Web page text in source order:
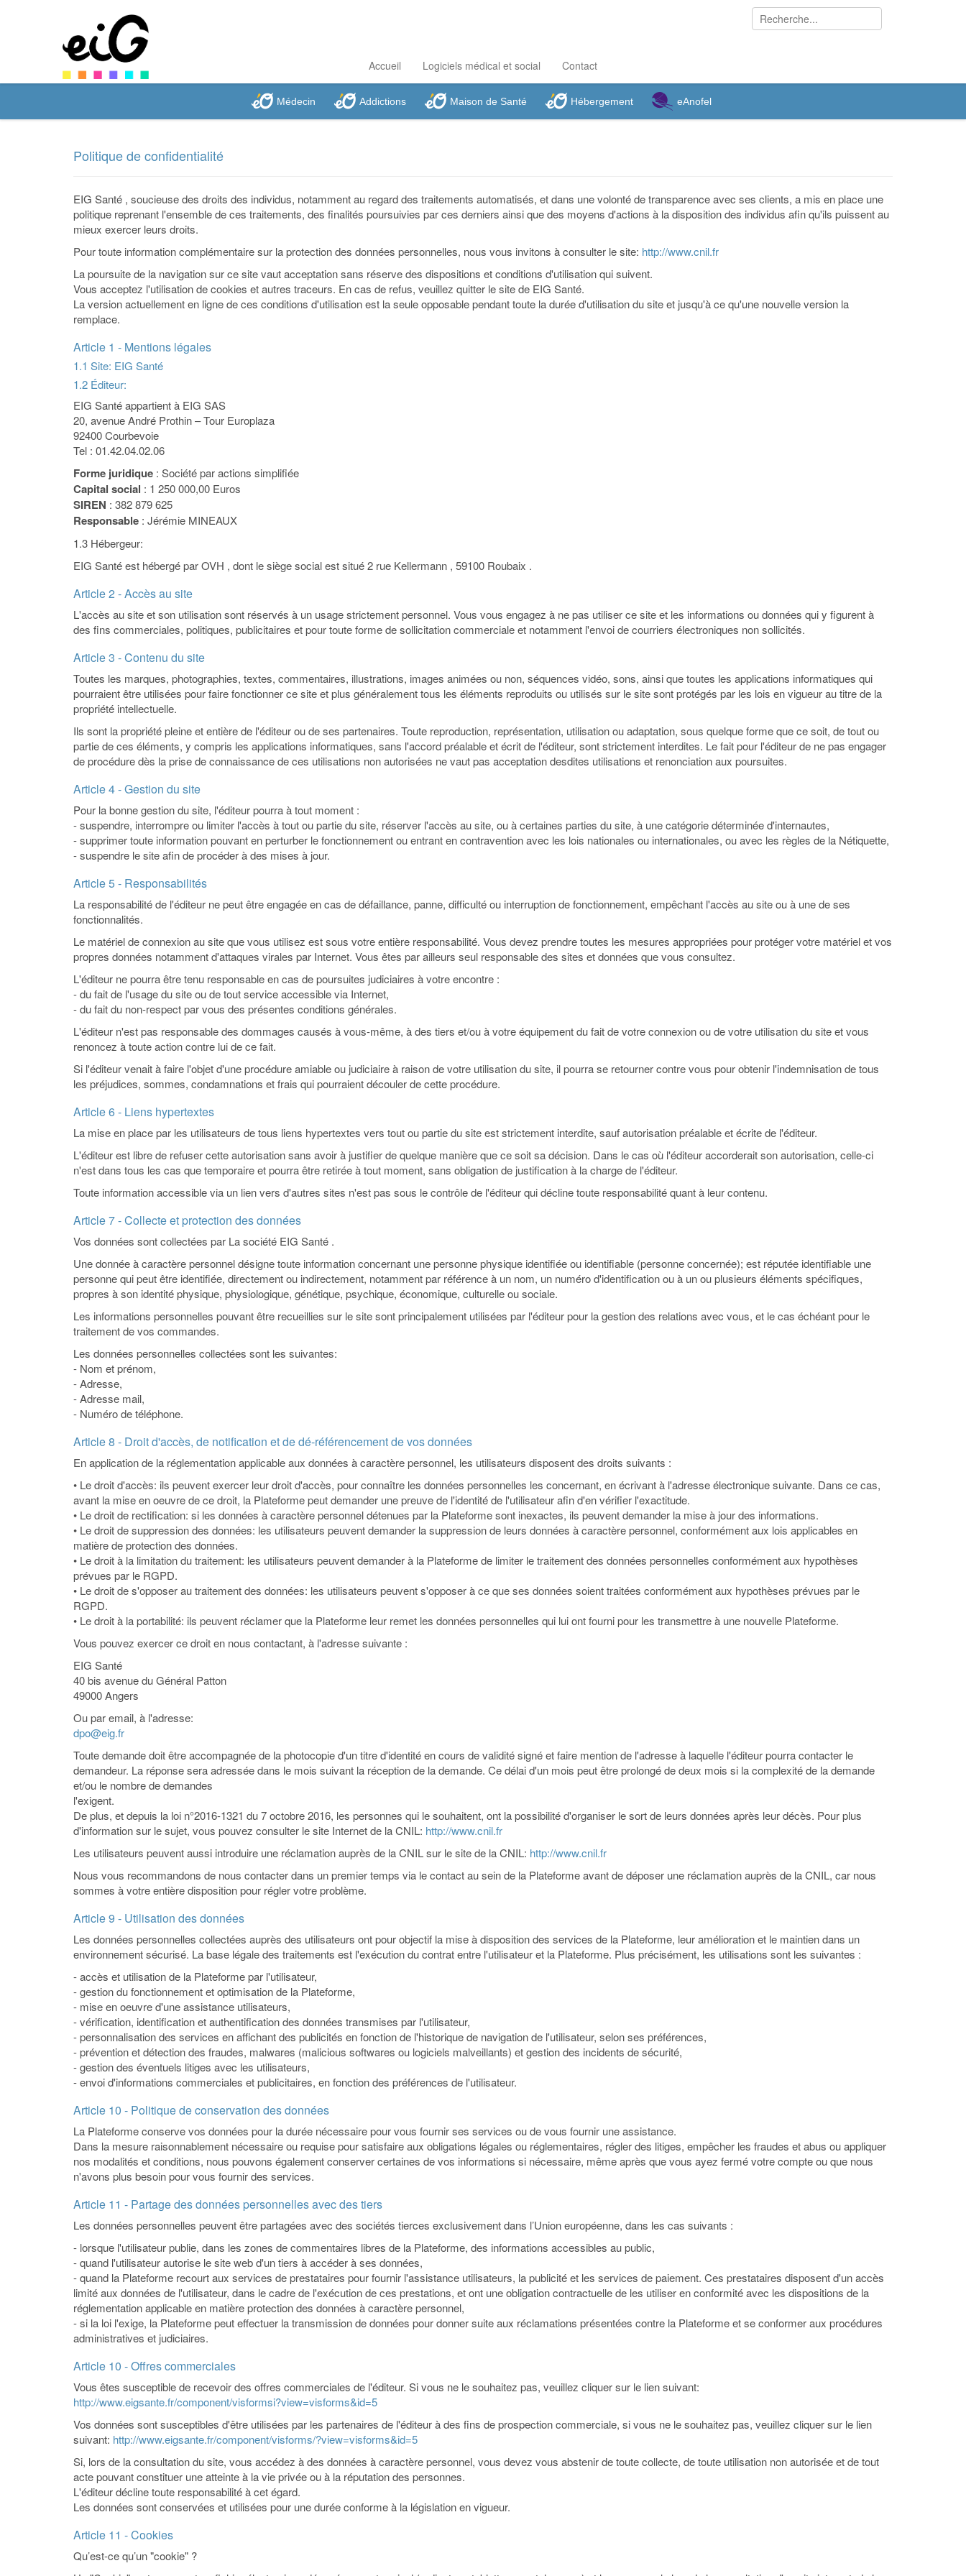
Accueil Logiciels médical et social Contact
Médecin Addictions Maison de Santé Hébergement eAnofel
Politique de confidentialité
EIG Santé , soucieuse des droits des individus, notamment au regard des traitements automatisés, et dans une volonté de transparence avec ses clients, a mis en place une
politique reprenant l'ensemble de ces traitements, des finalités poursuivies par ces derniers ainsi que des moyens d'actions à la disposition des individus afin qu'ils puissent au
mieux exercer leurs droits.
Pour toute information complémentaire sur la protection des données personnelles, nous vous invitons à consulter le site: http://www.cnil.fr
La poursuite de la navigation sur ce site vaut acceptation sans réserve des dispositions et conditions d'utilisation qui suivent.
Vous acceptez l'utilisation de cookies et autres traceurs. En cas de refus, veuillez quitter le site de EIG Santé.
La version actuellement en ligne de ces conditions d'utilisation est la seule opposable pendant toute la durée d'utilisation du site et jusqu'à ce qu'une nouvelle version la
remplace.
Article 1 - Mentions légales
1.1 Site: EIG Santé
1.2 Éditeur:
EIG Santé appartient à EIG SAS
20, avenue André Prothin – Tour Europlaza
92400 Courbevoie
Tel : 01.42.04.02.06
Forme juridique : Société par actions simplifiée
Capital social : 1 250 000,00 Euros
SIREN : 382 879 625
Responsable : Jérémie MINEAUX
1.3 Hébergeur:
EIG Santé est hébergé par OVH , dont le siège social est situé 2 rue Kellermann , 59100 Roubaix .
Article 2 - Accès au site
L'accès au site et son utilisation sont réservés à un usage strictement personnel. Vous vous engagez à ne pas utiliser ce site et les informations ou données qui y figurent à
des fins commerciales, politiques, publicitaires et pour toute forme de sollicitation commerciale et notamment l'envoi de courriers électroniques non sollicités.
Article 3 - Contenu du site
Toutes les marques, photographies, textes, commentaires, illustrations, images animées ou non, séquences vidéo, sons, ainsi que toutes les applications informatiques qui
pourraient être utilisées pour faire fonctionner ce site et plus généralement tous les éléments reproduits ou utilisés sur le site sont protégés par les lois en vigueur au titre de la
propriété intellectuelle.
Ils sont la propriété pleine et entière de l'éditeur ou de ses partenaires. Toute reproduction, représentation, utilisation ou adaptation, sous quelque forme que ce soit, de tout ou
partie de ces éléments, y compris les applications informatiques, sans l'accord préalable et écrit de l'éditeur, sont strictement interdites. Le fait pour l'éditeur de ne pas engager
de procédure dès la prise de connaissance de ces utilisations non autorisées ne vaut pas acceptation desdites utilisations et renonciation aux poursuites.
Article 4 - Gestion du site
Pour la bonne gestion du site, l'éditeur pourra à tout moment :
- suspendre, interrompre ou limiter l'accès à tout ou partie du site, réserver l'accès au site, ou à certaines parties du site, à une catégorie déterminée d'internautes,
- supprimer toute information pouvant en perturber le fonctionnement ou entrant en contravention avec les lois nationales ou internationales, ou avec les règles de la Nétiquette,
- suspendre le site afin de procéder à des mises à jour.
Article 5 - Responsabilités
La responsabilité de l'éditeur ne peut être engagée en cas de défaillance, panne, difficulté ou interruption de fonctionnement, empêchant l'accès au site ou à une de ses
fonctionnalités.
Le matériel de connexion au site que vous utilisez est sous votre entière responsabilité. Vous devez prendre toutes les mesures appropriées pour protéger votre matériel et vos
propres données notamment d'attaques virales par Internet. Vous êtes par ailleurs seul responsable des sites et données que vous consultez.
L'éditeur ne pourra être tenu responsable en cas de poursuites judiciaires à votre encontre :
- du fait de l'usage du site ou de tout service accessible via Internet,
- du fait du non-respect par vous des présentes conditions générales.
L'éditeur n'est pas responsable des dommages causés à vous-même, à des tiers et/ou à votre équipement du fait de votre connexion ou de votre utilisation du site et vous
renoncez à toute action contre lui de ce fait.
Si l'éditeur venait à faire l'objet d'une procédure amiable ou judiciaire à raison de votre utilisation du site, il pourra se retourner contre vous pour obtenir l'indemnisation de tous
les préjudices, sommes, condamnations et frais qui pourraient découler de cette procédure.
Article 6 - Liens hypertextes
La mise en place par les utilisateurs de tous liens hypertextes vers tout ou partie du site est strictement interdite, sauf autorisation préalable et écrite de l'éditeur.
L'éditeur est libre de refuser cette autorisation sans avoir à justifier de quelque manière que ce soit sa décision. Dans le cas où l'éditeur accorderait son autorisation, celle-ci
n'est dans tous les cas que temporaire et pourra être retirée à tout moment, sans obligation de justification à la charge de l'éditeur.
Toute information accessible via un lien vers d'autres sites n'est pas sous le contrôle de l'éditeur qui décline toute responsabilité quant à leur contenu.
Article 7 - Collecte et protection des données
Vos données sont collectées par La société EIG Santé .
Une donnée à caractère personnel désigne toute information concernant une personne physique identifiée ou identifiable (personne concernée); est réputée identifiable une
personne qui peut être identifiée, directement ou indirectement, notamment par référence à un nom, un numéro d'identification ou à un ou plusieurs éléments spécifiques,
propres à son identité physique, physiologique, génétique, psychique, économique, culturelle ou sociale.
Les informations personnelles pouvant être recueillies sur le site sont principalement utilisées par l'éditeur pour la gestion des relations avec vous, et le cas échéant pour le
traitement de vos commandes.
Les données personnelles collectées sont les suivantes:
- Nom et prénom,
- Adresse,
- Adresse mail,
- Numéro de téléphone.
Article 8 - Droit d'accès, de notification et de dé-référencement de vos données
En application de la réglementation applicable aux données à caractère personnel, les utilisateurs disposent des droits suivants :
• Le droit d'accès: ils peuvent exercer leur droit d'accès, pour connaître les données personnelles les concernant, en écrivant à l'adresse électronique suivante. Dans ce cas,
avant la mise en oeuvre de ce droit, la Plateforme peut demander une preuve de l'identité de l'utilisateur afin d'en vérifier l'exactitude.
• Le droit de rectification: si les données à caractère personnel détenues par la Plateforme sont inexactes, ils peuvent demander la mise à jour des informations.
• Le droit de suppression des données: les utilisateurs peuvent demander la suppression de leurs données à caractère personnel, conformément aux lois applicables en
matière de protection des données.
• Le droit à la limitation du traitement: les utilisateurs peuvent demander à la Plateforme de limiter le traitement des données personnelles conformément aux hypothèses
prévues par le RGPD.
• Le droit de s'opposer au traitement des données: les utilisateurs peuvent s'opposer à ce que ses données soient traitées conformément aux hypothèses prévues par le
RGPD.
• Le droit à la portabilité: ils peuvent réclamer que la Plateforme leur remet les données personnelles qui lui ont fourni pour les transmettre à une nouvelle Plateforme.
Vous pouvez exercer ce droit en nous contactant, à l'adresse suivante :
EIG Santé
40 bis avenue du Général Patton
49000 Angers
Ou par email, à l'adresse:
dpo@eig.fr
Toute demande doit être accompagnée de la photocopie d'un titre d'identité en cours de validité signé et faire mention de l'adresse à laquelle l'éditeur pourra contacter le
demandeur. La réponse sera adressée dans le mois suivant la réception de la demande. Ce délai d'un mois peut être prolongé de deux mois si la complexité de la demande
et/ou le nombre de demandes
l'exigent.
De plus, et depuis la loi n°2016-1321 du 7 octobre 2016, les personnes qui le souhaitent, ont la possibilité d'organiser le sort de leurs données après leur décès. Pour plus
d'information sur le sujet, vous pouvez consulter le site Internet de la CNIL: http://www.cnil.fr
Les utilisateurs peuvent aussi introduire une réclamation auprès de la CNIL sur le site de la CNIL: http://www.cnil.fr
Nous vous recommandons de nous contacter dans un premier temps via le contact au sein de la Plateforme avant de déposer une réclamation auprès de la CNIL, car nous
sommes à votre entière disposition pour régler votre problème.
Article 9 - Utilisation des données
Les données personnelles collectées auprès des utilisateurs ont pour objectif la mise à disposition des services de la Plateforme, leur amélioration et le maintien dans un
environnement sécurisé. La base légale des traitements est l'exécution du contrat entre l'utilisateur et la Plateforme. Plus précisément, les utilisations sont les suivantes :
- accès et utilisation de la Plateforme par l'utilisateur,
- gestion du fonctionnement et optimisation de la Plateforme,
- mise en oeuvre d'une assistance utilisateurs,
- vérification, identification et authentification des données transmises par l'utilisateur,
- personnalisation des services en affichant des publicités en fonction de l'historique de navigation de l'utilisateur, selon ses préférences,
- prévention et détection des fraudes, malwares (malicious softwares ou logiciels malveillants) et gestion des incidents de sécurité,
- gestion des éventuels litiges avec les utilisateurs,
- envoi d'informations commerciales et publicitaires, en fonction des préférences de l'utilisateur.
Article 10 - Politique de conservation des données
La Plateforme conserve vos données pour la durée nécessaire pour vous fournir ses services ou de vous fournir une assistance.
Dans la mesure raisonnablement nécessaire ou requise pour satisfaire aux obligations légales ou réglementaires, régler des litiges, empêcher les fraudes et abus ou appliquer
nos modalités et conditions, nous pouvons également conserver certaines de vos informations si nécessaire, même après que vous ayez fermé votre compte ou que nous
n'avons plus besoin pour vous fournir des services.
Article 11 - Partage des données personnelles avec des tiers
Les données personnelles peuvent être partagées avec des sociétés tierces exclusivement dans l’Union européenne, dans les cas suivants :
- lorsque l'utilisateur publie, dans les zones de commentaires libres de la Plateforme, des informations accessibles au public,
- quand l'utilisateur autorise le site web d'un tiers à accéder à ses données,
- quand la Plateforme recourt aux services de prestataires pour fournir l'assistance utilisateurs, la publicité et les services de paiement. Ces prestataires disposent d'un accès
limité aux données de l'utilisateur, dans le cadre de l'exécution de ces prestations, et ont une obligation contractuelle de les utiliser en conformité avec les dispositions de la
réglementation applicable en matière protection des données à caractère personnel,
- si la loi l'exige, la Plateforme peut effectuer la transmission de données pour donner suite aux réclamations présentées contre la Plateforme et se conformer aux procédures
administratives et judiciaires.
Article 10 - Offres commerciales
Vous êtes susceptible de recevoir des offres commerciales de l'éditeur. Si vous ne le souhaitez pas, veuillez cliquer sur le lien suivant:
http://www.eigsante.fr/component/visformsi?view=visforms&id=5
Vos données sont susceptibles d'être utilisées par les partenaires de l'éditeur à des fins de prospection commerciale, si vous ne le souhaitez pas, veuillez cliquer sur le lien
suivant: http://www.eigsante.fr/component/visforms/?view=visforms&id=5
Si, lors de la consultation du site, vous accédez à des données à caractère personnel, vous devez vous abstenir de toute collecte, de toute utilisation non autorisée et de tout
acte pouvant constituer une atteinte à la vie privée ou à la réputation des personnes.
L'éditeur décline toute responsabilité à cet égard.
Les données sont conservées et utilisées pour une durée conforme à la législation en vigueur.
Article 11 - Cookies
Qu’est-ce qu’un "cookie" ?